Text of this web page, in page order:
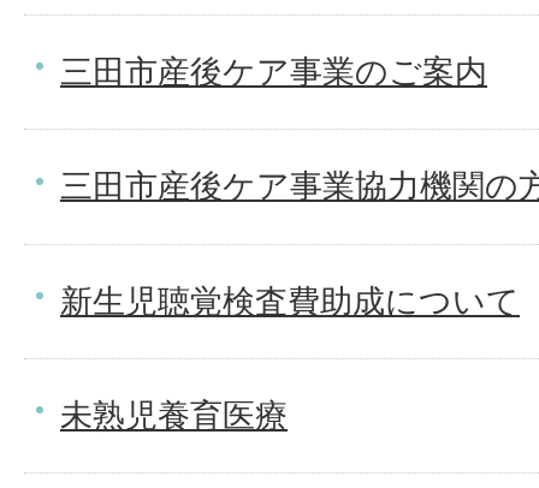
三田市産後ケア事業のご案内
三田市産後ケア事業協力機関の
新生児聴覚検査費助成について
未熟児養育医療